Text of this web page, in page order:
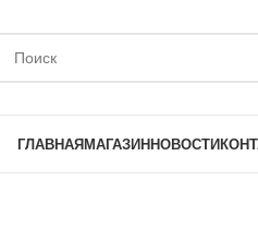
ГЛАВНАЯМАГАЗИННОВОСТИ